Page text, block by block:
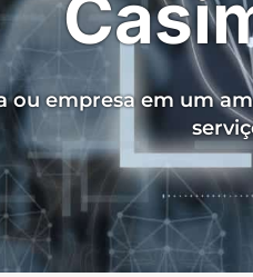
ou empresa em um